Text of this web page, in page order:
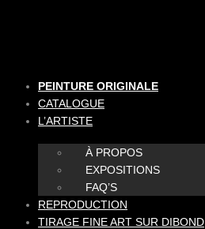
PEINTURE ORIGINALE
CATALOGUE
L’ARTISTE
À PROPOS
EXPOSITIONS
FAQ’S
REPRODUCTION
TIRAGE FINE ART SUR DIBOND